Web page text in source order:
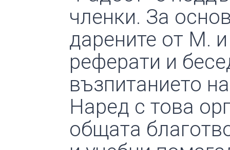
членки. За
дарените от М.
реферати и
възпитанието
Наред с това
общата